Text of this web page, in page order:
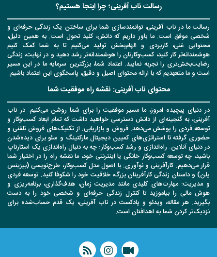
رسالت ناب آفرینی؛ چرا اینجا هستیم؟
رسالت ما در ناب آفرینی، توانمندسازی شما برای ساختن یک زندگی حرفه‌ای و
شخصی موفق است. ما باور داریم که دانش، کلید تحول است. به همین دلیل،
محتوایی غنی، کاربردی و الهام‌بخش تولید می‌کنیم تا به شما کمک کنیم
هوشمندانه‌تر کار کنید، کسب‌وکارتان را هوشمندانه‌تر رشد دهید و در نهایت، زندگی
رضایت‌بخش‌تری را تجربه نمایید. اعتماد شما، بزرگترین سرمایه ما در این مسیر
است و ما متعهدیم که با ارائه محتوای اصیل و دقیق، پاسخگوی این اعتماد باشیم.
محتوای ناب آفرینی: نقشه راه موفقیت شما
در دنیای پیچیده امروز، ما مسیر موفقیت را برای شما روشن می‌کنیم. در ناب
آفرینی، به گنجینه‌ای از دانش دسترسی خواهید داشت که تمام ابعاد کسب‌وکار و
توسعه فردی را پوشش می‌دهد: فروش و بازاریابی: از تکنیک‌های فروش تلفنی و
حضوری گرفته تا استراتژی‌های کمپین دیجیتال مارکتینگ و سئو برای دیده‌شدن
در دنیای آنلاین. راه‌اندازی و رشد کسب‌وکار: چه به دنبال راه‌اندازی یک استارتاپ
باشید، چه توسعه کسب‌وکار خانگی یا اینترنتی خود، ما نقشه راه را در اختیار شما
قرار می‌دهیم. کارآفرینی و نوآوری: با اصول مدل کسب‌وکار، طرح‌نویسی (بیزینس
پلن) و داستان زندگی کارآفرینان بزرگ، خلاقیت خود را شکوفا کنید. توسعه فردی
و مدیریت: مهارت‌های کلیدی مانند مدیریت زمان، هدف‌گذاری، برنامه‌ریزی و
هوش مالی را بیاموزید تا کنترل زندگی حرفه‌ای و شخصی خود را به دست
بگیرید. هر مقاله، ویدئو و پادکست در ناب آفرینی، یک قدم حساب‌شده برای
نزدیک‌تر کردن شما به اهدافتان است.